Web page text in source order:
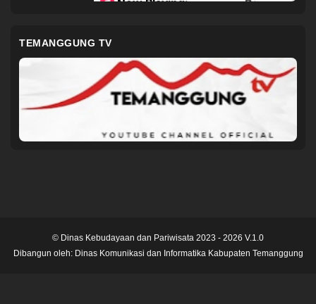
TEMANGGUNG TV
© Dinas Kebudayaan dan Pariwisata 2023 - 2026 V.1.0
Dibangun oleh: Dinas Komunikasi dan Informatika Kabupaten Temanggung